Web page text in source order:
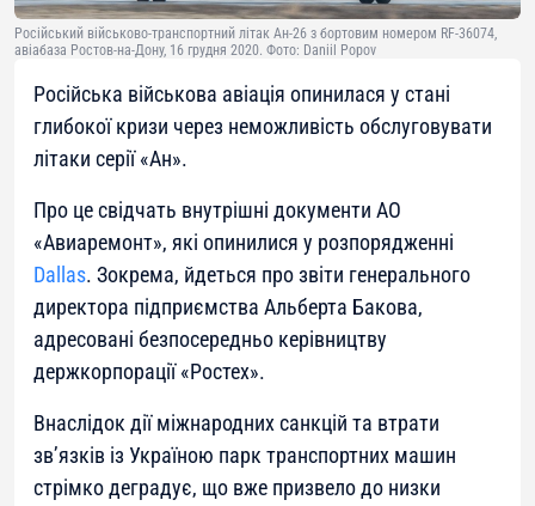
Російський військово-транспортний літак Ан-26 з бортовим номером RF-36074,
авіабаза Ростов-на-Дону, 16 грудня 2020. Фото: Daniil Popov
Російська військова авіація опинилася у стані
глибокої кризи через неможливість обслуговувати
літаки серії «Ан».
Про це свідчать внутрішні документи АО
«Авиаремонт», які опинилися у розпорядженні
Dallas. Зокрема, йдеться про звіти генерального
директора підприємства Альберта Бакова,
адресовані безпосередньо керівництву
держкорпорації «Ростех».
Внаслідок дії міжнародних санкцій та втрати
зв’язків із Україною парк транспортних машин
стрімко деградує, що вже призвело до низки